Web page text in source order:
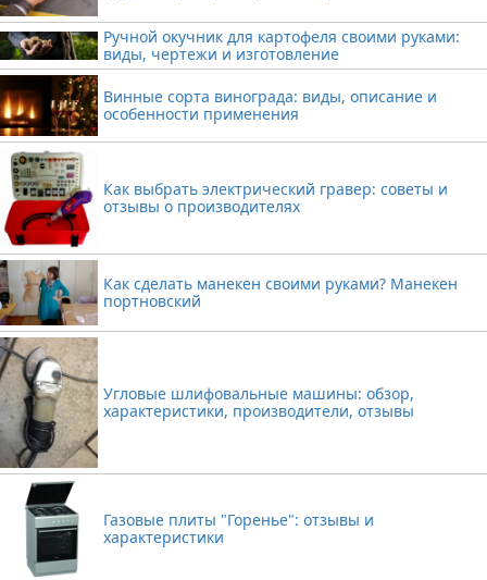
Ручной окучник для картофеля своими руками:
виды, чертежи и изготовление
Винные сорта винограда: виды, описание и
особенности применения
Как выбрать электрический гравер: советы и
отзывы о производителях
Как сделать манекен своими руками? Манекен
портновский
Угловые шлифовальные машины: обзор,
характеристики, производители, отзывы
Газовые плиты "Горенье": отзывы и
характеристики